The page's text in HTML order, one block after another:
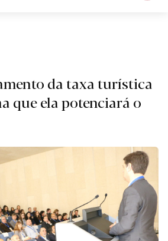
da taxa turística
que ela potenciará o